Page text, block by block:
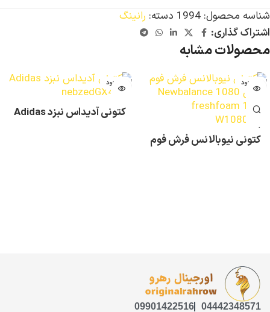
شناسه محصول: 1994 دسته: رانینگ
اشتراک گذاری:
محصولات مشابه
ناموجود
کتونی نیوبالانس فرش فوم
ناموجود
کتونی آدیداس نبزد Adidas
04442348571
09901422516